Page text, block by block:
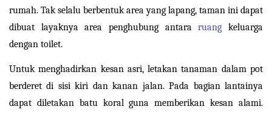
rumah. Tak selalu berbentuk area yang lapang, taman ini dapat
dibuat layaknya area penghubung antara ruang keluarga
dengan toilet.
Untuk menghadirkan kesan asri, letakan tanaman dalam pot
berderet di sisi kiri dan kanan jalan. Pada bagian lantainya
dapat diletakan batu koral guna memberikan kesan alami.